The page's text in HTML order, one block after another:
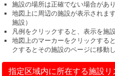
施設の場所は正確でない場合があり
地図上に周辺の施設が表示されま
施設）
凡例をクリックすると、表示を施
地図上のマーカーをクリックする
クするとその施設のページに移動し
指定区域内に所在する施設リ